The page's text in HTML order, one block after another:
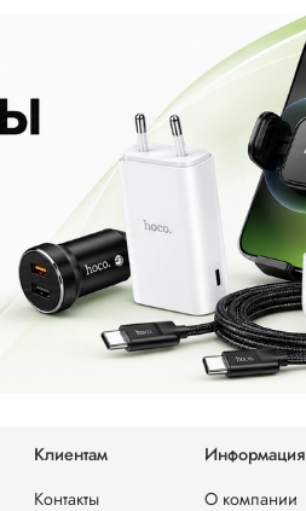
Клиентам
Контакты
Информация
О компании